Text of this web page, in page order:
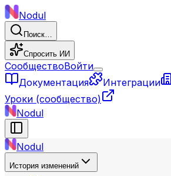
Nodul
Поиск…
Спросить ИИ
СообществоВойти
Документация
Интеграции
Уроки (сообщество)
Nodul
Nodul
История изменений